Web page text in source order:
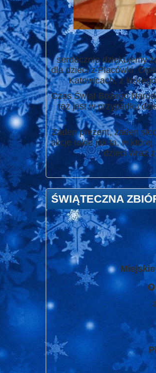
serdecznie dziękujemy
dla dzieci z Placówki
Katowicach, z
Czas Świąt Bożego
też jest w przypadku
Żaden prezent, żaden
akcje takie jak ta, w
dzieci wraz
ŚWIĄTECZNA